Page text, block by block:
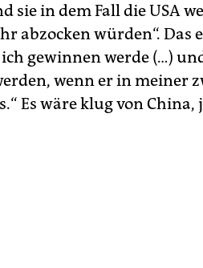
sie in dem Fall die USA
abzocken würden“. Das
ich gewinnen werde (…)
wenn er in meiner
Es wäre klug von